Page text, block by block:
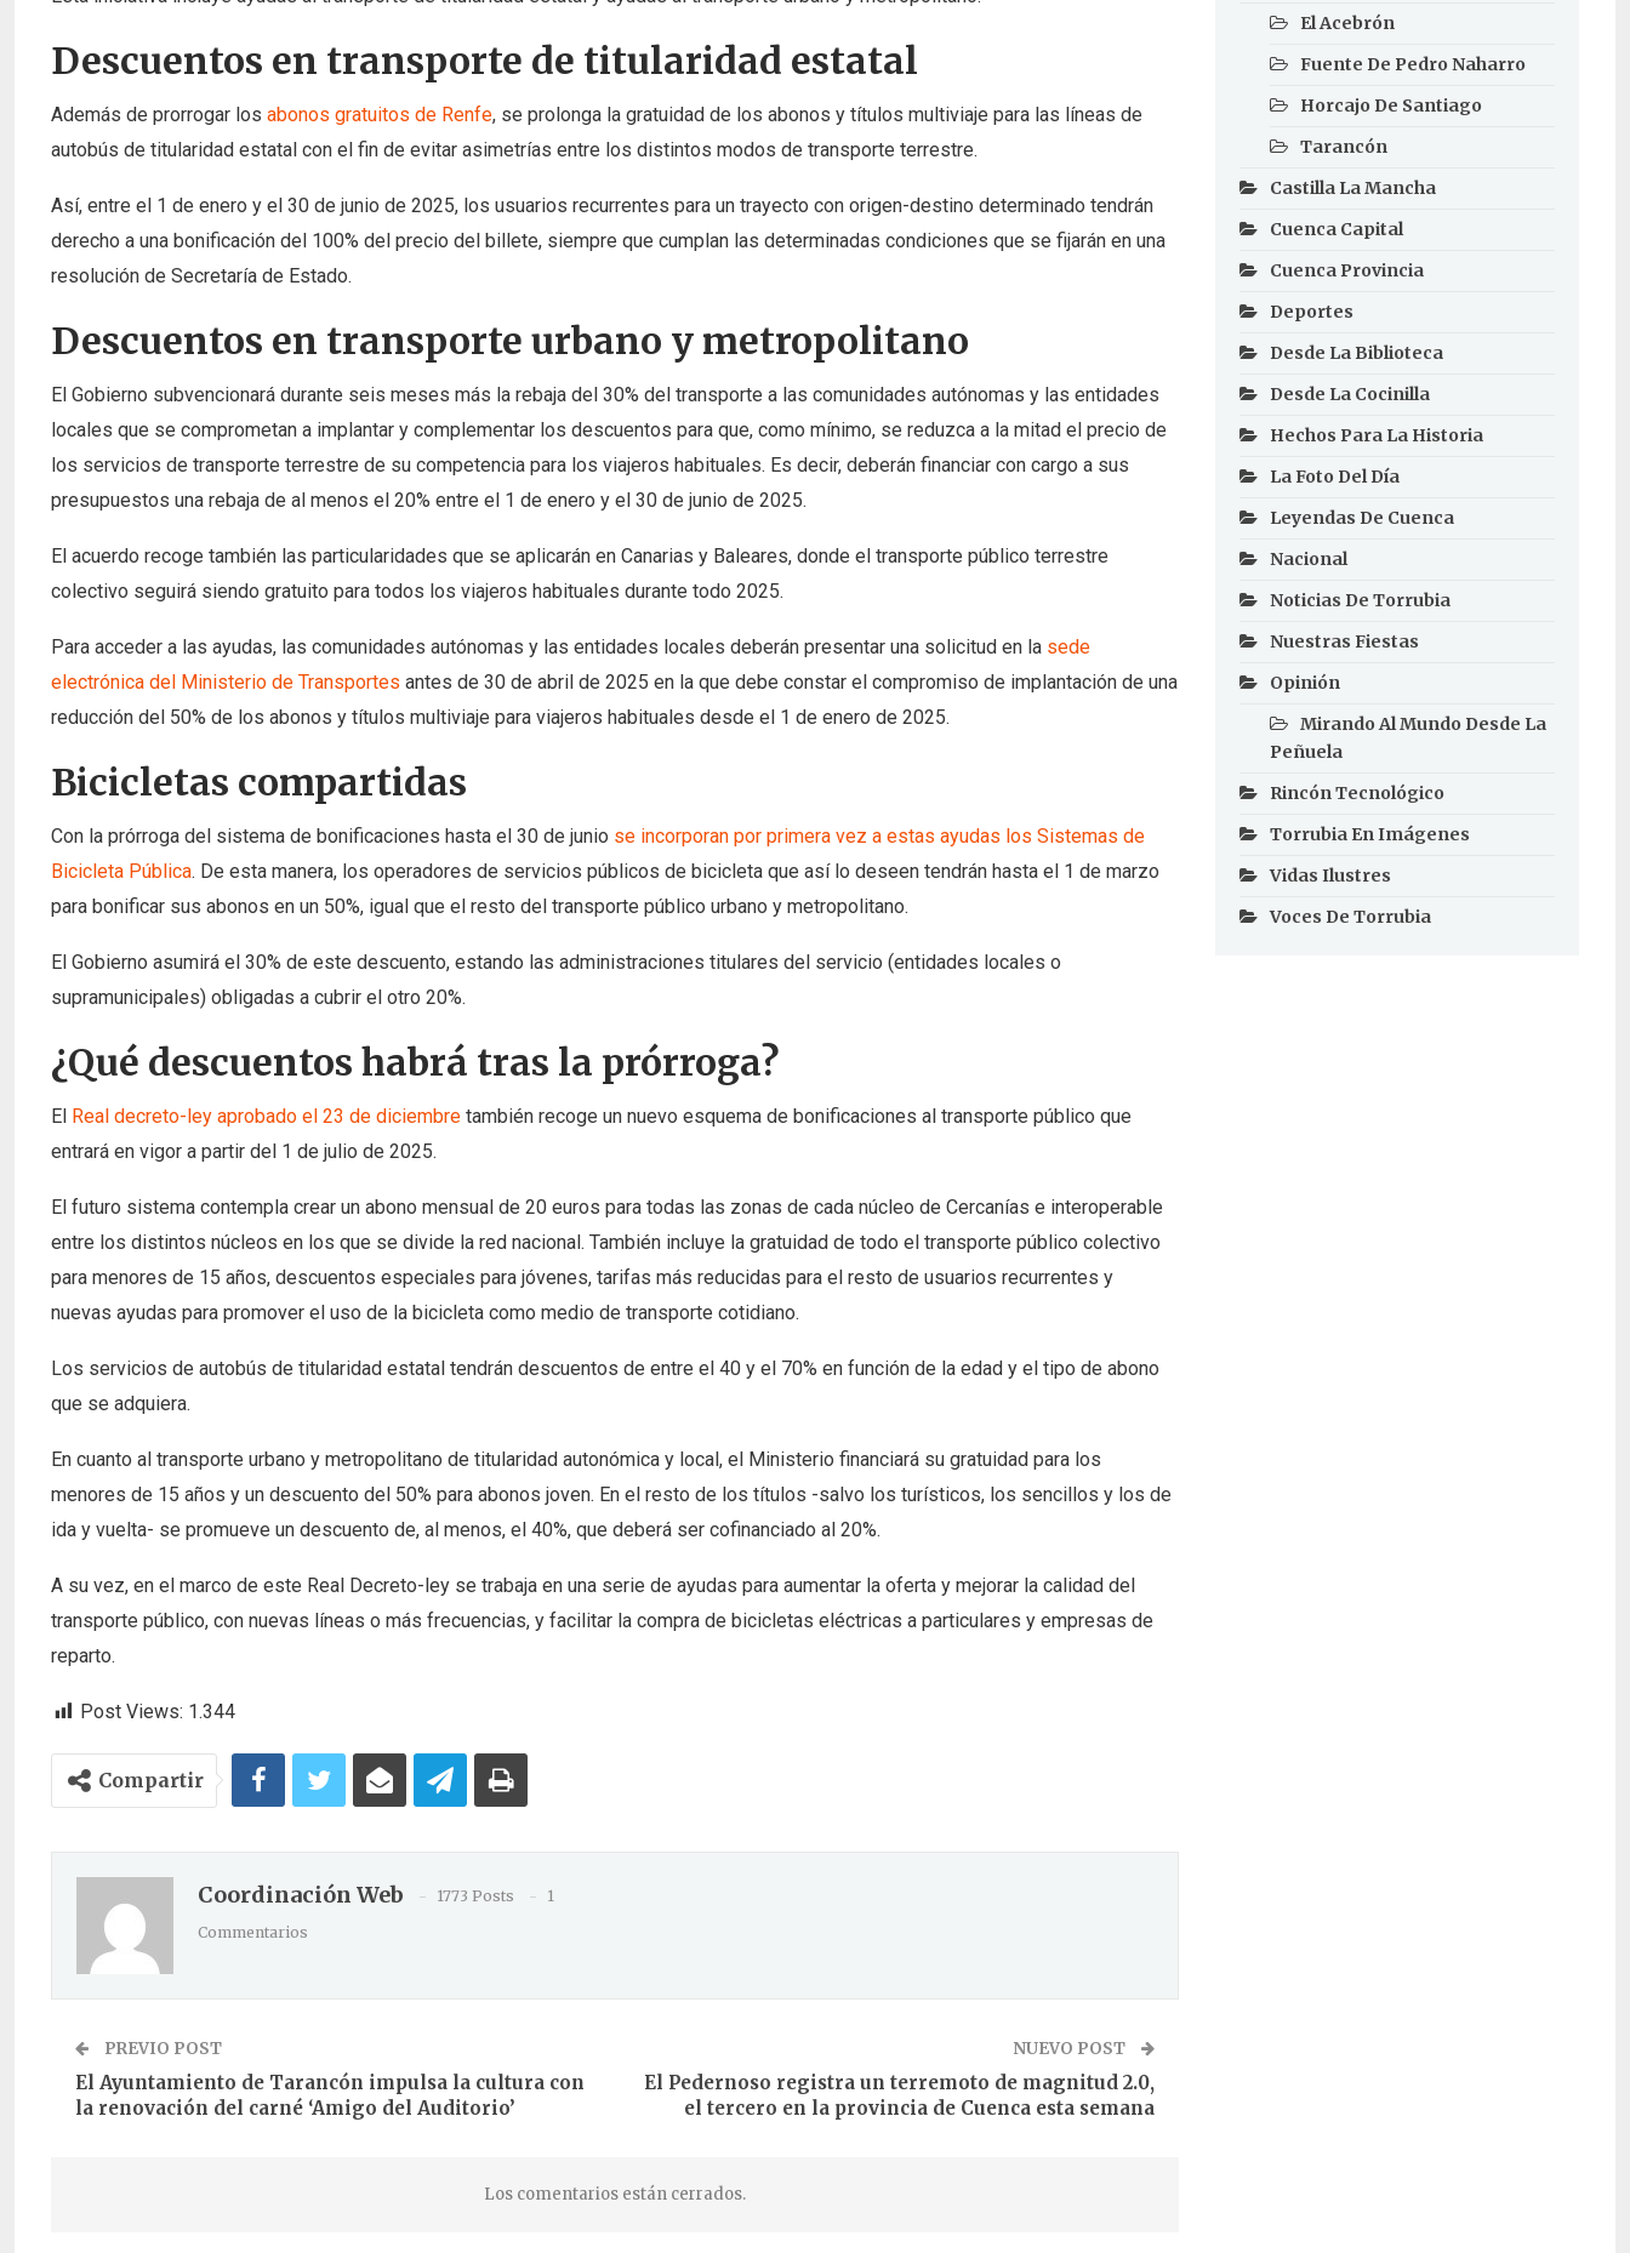
Descuentos en transporte de titularidad estatal
Además de prorrogar los abonos gratuitos de Renfe, se prolonga la gratuidad de los abonos y títulos multiviaje para las líneas de
autobús de titularidad estatal con el fin de evitar asimetrías entre los distintos modos de transporte terrestre.
Así, entre el 1 de enero y el 30 de junio de 2025, los usuarios recurrentes para un trayecto con origen-destino determinado tendrán
derecho a una bonificación del 100% del precio del billete, siempre que cumplan las determinadas condiciones que se fijarán en una
resolución de Secretaría de Estado.
Descuentos en transporte urbano y metropolitano
El Gobierno subvencionará durante seis meses más la rebaja del 30% del transporte a las comunidades autónomas y las entidades
locales que se comprometan a implantar y complementar los descuentos para que, como mínimo, se reduzca a la mitad el precio de
los servicios de transporte terrestre de su competencia para los viajeros habituales. Es decir, deberán financiar con cargo a sus
presupuestos una rebaja de al menos el 20% entre el 1 de enero y el 30 de junio de 2025.
El acuerdo recoge también las particularidades que se aplicarán en Canarias y Baleares, donde el transporte público terrestre
colectivo seguirá siendo gratuito para todos los viajeros habituales durante todo 2025.
Para acceder a las ayudas, las comunidades autónomas y las entidades locales deberán presentar una solicitud en la sede
electrónica del Ministerio de Transportes antes de 30 de abril de 2025 en la que debe constar el compromiso de implantación de una
reducción del 50% de los abonos y títulos multiviaje para viajeros habituales desde el 1 de enero de 2025.
Bicicletas compartidas
Con la prórroga del sistema de bonificaciones hasta el 30 de junio se incorporan por primera vez a estas ayudas los Sistemas de
Bicicleta Pública. De esta manera, los operadores de servicios públicos de bicicleta que así lo deseen tendrán hasta el 1 de marzo
para bonificar sus abonos en un 50%, igual que el resto del transporte público urbano y metropolitano.
El Gobierno asumirá el 30% de este descuento, estando las administraciones titulares del servicio (entidades locales o
supramunicipales) obligadas a cubrir el otro 20%.
¿Qué descuentos habrá tras la prórroga?
El Real decreto-ley aprobado el 23 de diciembre también recoge un nuevo esquema de bonificaciones al transporte público que
entrará en vigor a partir del 1 de julio de 2025.
El futuro sistema contempla crear un abono mensual de 20 euros para todas las zonas de cada núcleo de Cercanías e interoperable
entre los distintos núcleos en los que se divide la red nacional. También incluye la gratuidad de todo el transporte público colectivo
para menores de 15 años, descuentos especiales para jóvenes, tarifas más reducidas para el resto de usuarios recurrentes y
nuevas ayudas para promover el uso de la bicicleta como medio de transporte cotidiano.
Los servicios de autobús de titularidad estatal tendrán descuentos de entre el 40 y el 70% en función de la edad y el tipo de abono
que se adquiera.
En cuanto al transporte urbano y metropolitano de titularidad autonómica y local, el Ministerio financiará su gratuidad para los
menores de 15 años y un descuento del 50% para abonos joven. En el resto de los títulos -salvo los turísticos, los sencillos y los de
ida y vuelta- se promueve un descuento de, al menos, el 40%, que deberá ser cofinanciado al 20%.
A su vez, en el marco de este Real Decreto-ley se trabaja en una serie de ayudas para aumentar la oferta y mejorar la calidad del
transporte público, con nuevas líneas o más frecuencias, y facilitar la compra de bicicletas eléctricas a particulares y empresas de
reparto.
Post Views: 1.344
Compartir
Coordinación Web 1773 Posts
1
Commentarios
PREVIO POST
El Ayuntamiento de Tarancón impulsa la cultura con
la renovación del carné ‘Amigo del Auditorio’
NUEVO POST
El Pedernoso registra un terremoto de magnitud 2.0,
el tercero en la provincia de Cuenca esta semana
Los comentarios están cerrados.
El Acebrón
Fuente De Pedro Naharro
Horcajo De Santiago
Tarancón
Castilla La Mancha
Cuenca Capital
Cuenca Provincia
Deportes
Desde La Biblioteca
Desde La Cocinilla
Hechos Para La Historia
La Foto Del Día
Leyendas De Cuenca
Nacional
Noticias De Torrubia
Nuestras Fiestas
Opinión
Mirando Al Mundo Desde La
Peñuela
Rincón Tecnológico
Torrubia En Imágenes
Vidas Ilustres
Voces De Torrubia